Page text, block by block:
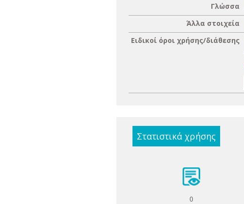
Γλώσσα
Άλλα στοιχεία
Ειδικοί όροι χρήσης/διάθεσης
Στατιστικά χρήσης
0